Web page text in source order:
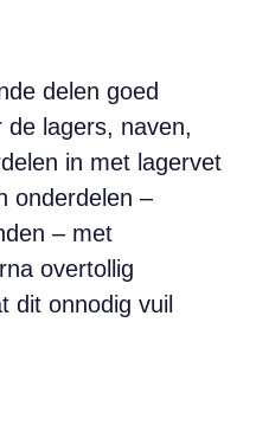
­delen goed
lagers, naven,
in met lagervet
onderdelen –
– met
overtollig
dit onnodig vuil